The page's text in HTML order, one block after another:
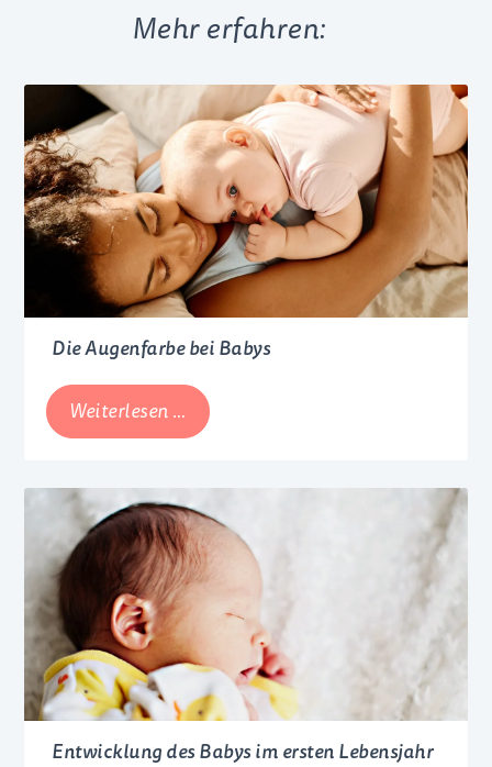
Mehr erfahren:
Die Augenfarbe bei Babys
Weiterlesen … Die
Augenfarbe
Babys
Entwicklung des Babys im ersten Lebensjahr